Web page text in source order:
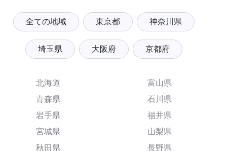
全ての地域 東京都 神奈川県
埼玉県 大阪府 京都府
北海道
青森県
岩手県
宮城県
秋田県
富山県
石川県
福井県
山梨県
長野県